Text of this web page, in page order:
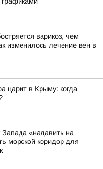
варикоз, чем
изменилось лечение вен в
царит в Крыму: когда
Запада «надавить на
морской коридор для